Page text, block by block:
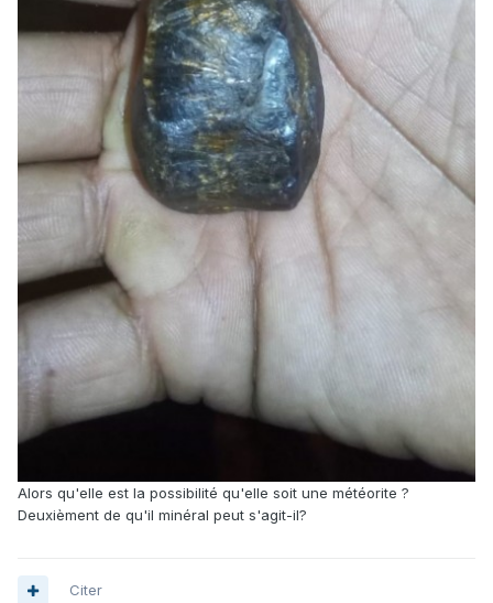
Alors qu'elle est la possibilité qu'elle soit une météorite ?
Deuxièment de qu'il minéral peut s'agit-il?
Citer